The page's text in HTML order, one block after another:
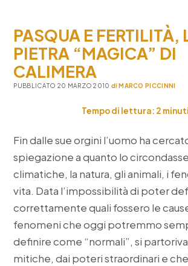
PASQUA E FERTILITÀ,
PIETRA “MAGICA” DI
CALIMERA
PUBBLICATO 20 MARZO 2010 diMARCO PICCINNI
Tempo di lettura: 2 minuti
Fin dalle sue orgini l’uomo ha
spiegazione a quanto lo
climatiche, la natura, gli animali, i
vita. Data l’impossibilità di poter
correttamente quali fossero le
fenomeni che oggi potremmo
definire come “normali”, si
mitiche, dai poteri straordinari e